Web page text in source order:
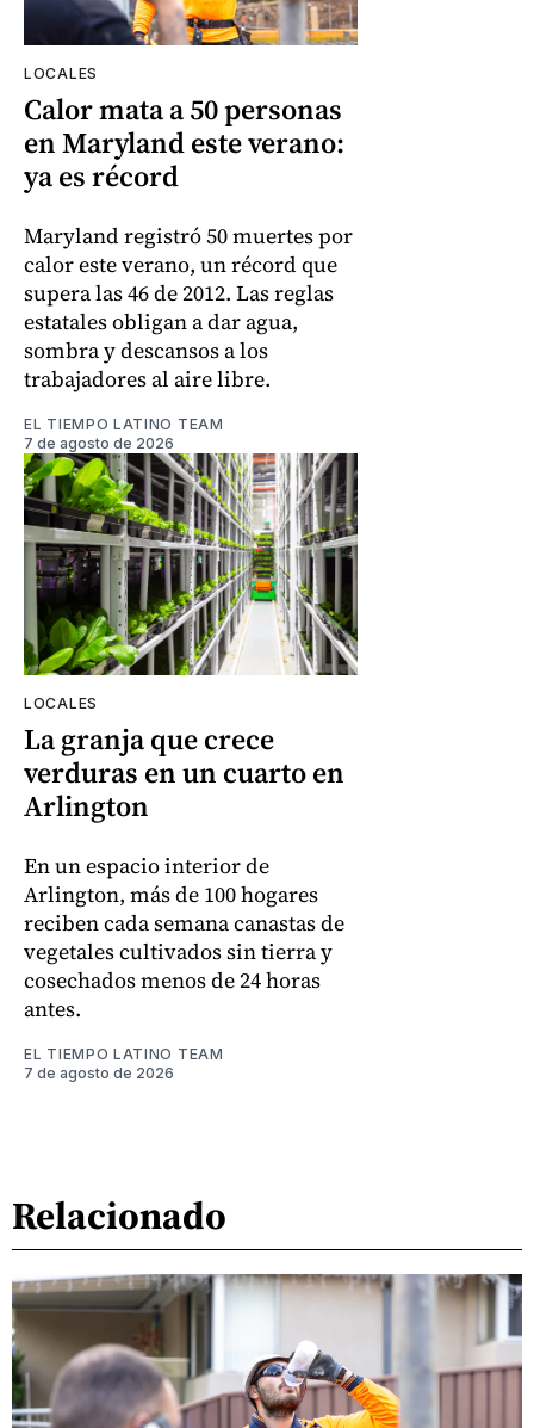
LOCALES
Calor mata a 50 personas
en Maryland este verano:
ya es récord
Maryland registró 50 muertes por
calor este verano, un récord que
supera las 46 de 2012. Las reglas
estatales obligan a dar agua,
sombra y descansos a los
trabajadores al aire libre.
EL TIEMPO LATINO TEAM
7 de agosto de 2026
LOCALES
La granja que crece
verduras en un cuarto en
Arlington
En un espacio interior de
Arlington, más de 100 hogares
reciben cada semana canastas de
vegetales cultivados sin tierra y
cosechados menos de 24 horas
antes.
EL TIEMPO LATINO TEAM
7 de agosto de 2026
Relacionado